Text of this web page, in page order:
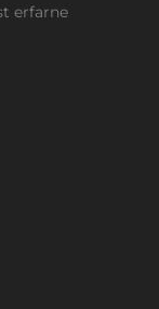
erfarne